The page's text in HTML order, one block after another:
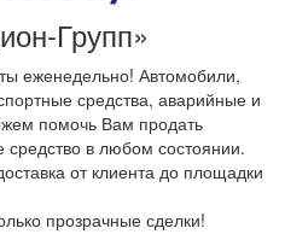
Групп»
еженедельно! Автомобили,
средства, аварийные и
помочь Вам продать
средство в любом состоянии.
от клиента до площадки
прозрачные сделки!